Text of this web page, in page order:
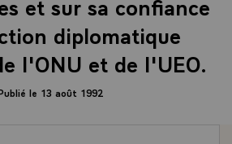
diplomatique
l'ONU et de l'UEO.
le 13 août 1992